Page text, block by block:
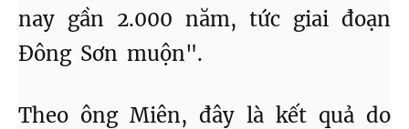
nay gần 2.000 năm, tức giai đoạn
Đông Sơn muộn".
Theo ông Miên, đây là kết quả do